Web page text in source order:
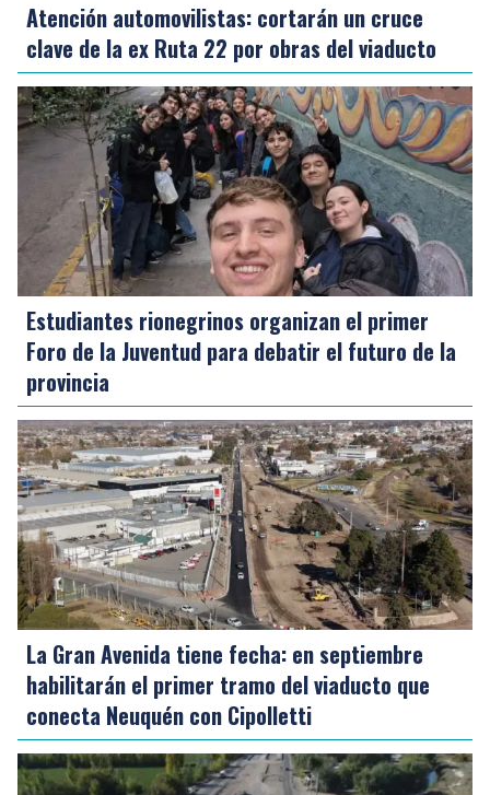
Atención automovilistas: cortarán un cruce
clave de la ex Ruta 22 por obras del viaducto
Estudiantes rionegrinos organizan el primer
Foro de la Juventud para debatir el futuro de la
provincia
La Gran Avenida tiene fecha: en septiembre
habilitarán el primer tramo del viaducto que
conecta Neuquén con Cipolletti